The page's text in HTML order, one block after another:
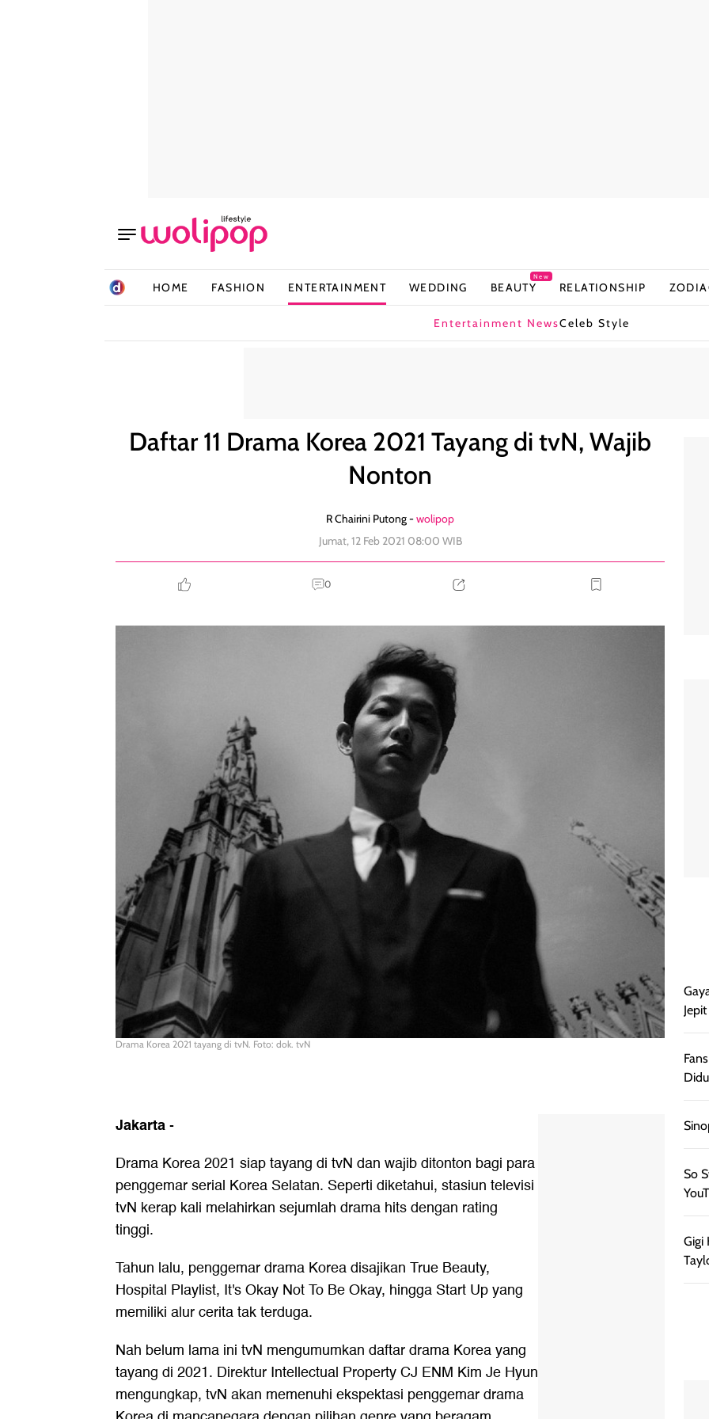
HOME FASHION ENTERTAINMENT WEDDING BEAUTY
New
RELATIONSHIP
Entertainment NewsCeleb Style
Daftar 11 Drama Korea 2021 Tayang di tvN, Wajib
Nonton
R Chairini Putong -wolipop
Jumat, 12 Feb 2021 08:00 WIB
0
Drama Korea 2021 tayang di tvN. Foto: dok. tvN
Jakarta-
Drama Korea 2021 siap tayang di tvN dan wajib ditonton bagi para
penggemar serial Korea Selatan. Seperti diketahui, stasiun televisi
tvN kerap kali melahirkan sejumlah drama hits dengan rating
tinggi.
Tahun lalu, penggemar drama Korea disajikan True Beauty,
Hospital Playlist, It's Okay Not To Be Okay, hingga Start Up yang
memiliki alur cerita tak terduga.
Nah belum lama ini tvN mengumumkan daftar drama Korea yang
tayang di 2021. Direktur Intellectual Property CJ ENM Kim Je Hyun
mengungkap, tvN akan memenuhi ekspektasi penggemar drama
So
Gigi